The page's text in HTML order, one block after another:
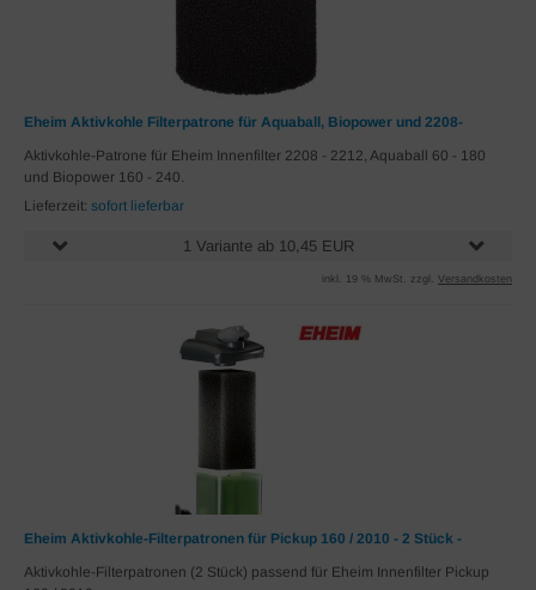
Eheim Aktivkohle Filterpatrone für Aquaball, Biopower und 2208-
Aktivkohle-Patrone für Eheim Innenfilter 2208 - 2212, Aquaball 60 - 180
und Biopower 160 - 240.
Lieferzeit: sofort lieferbar
1 Variante ab 10,45 EUR
inkl. 19 % MwSt. zzgl. Versandkosten
Eheim Aktivkohle-Filterpatronen für Pickup 160 / 2010 - 2 Stück -
Aktivkohle-Filterpatronen (2 Stück) passend für Eheim Innenfilter Pickup